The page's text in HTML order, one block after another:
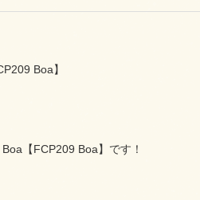
Boa】
【FCP209 Boa】です！